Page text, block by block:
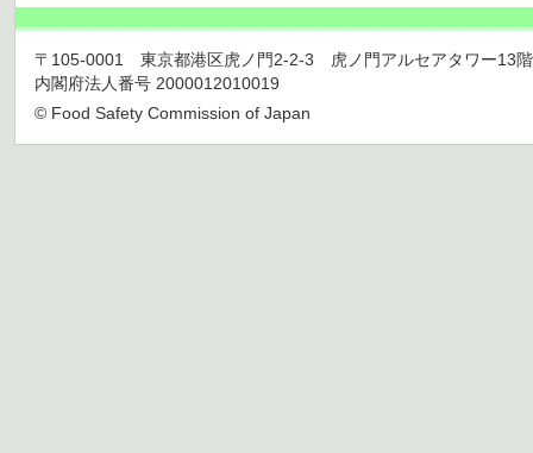
〒105-0001 東京都港区虎ノ門2-2-3 虎ノ門アルセアタワー13
内閣府法人番号 2000012010019
© Food Safety Commission of Japan